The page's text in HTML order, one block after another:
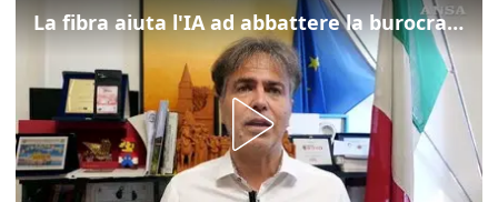
La fibra aiuta l'IA ad abbattere la burocrazia, progetto pilota in Veneto